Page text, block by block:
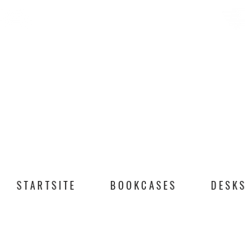
S T A R T S I T E B O O K C A S E S D E S K S